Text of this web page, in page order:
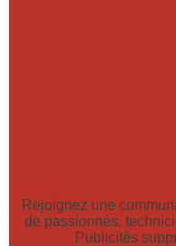
Rejoignez une
de passionnés,
Publicités